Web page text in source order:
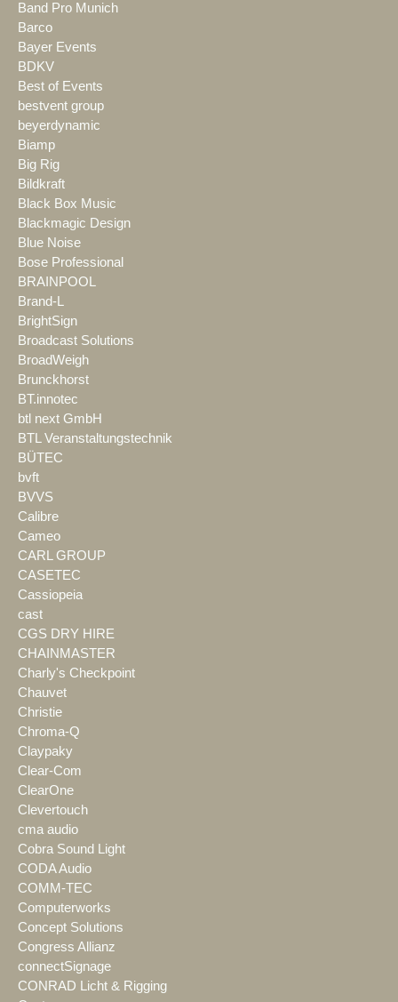
Band Pro Munich
Barco
Bayer Events
BDKV
Best of Events
bestvent group
beyerdynamic
Biamp
Big Rig
Bildkraft
Black Box Music
Blackmagic Design
Blue Noise
Bose Professional
BRAINPOOL
Brand-L
BrightSign
Broadcast Solutions
BroadWeigh
Brunckhorst
BT.innotec
btl next GmbH
BTL Veranstaltungstechnik
BÜTEC
bvft
BVVS
Calibre
Cameo
CARL GROUP
CASETEC
Cassiopeia
cast
CGS DRY HIRE
CHAINMASTER
Charly's Checkpoint
Chauvet
Christie
Chroma-Q
Claypaky
Clear-Com
ClearOne
Clevertouch
cma audio
Cobra Sound Light
CODA Audio
COMM-TEC
Computerworks
Concept Solutions
Congress Allianz
connectSignage
CONRAD Licht & Rigging